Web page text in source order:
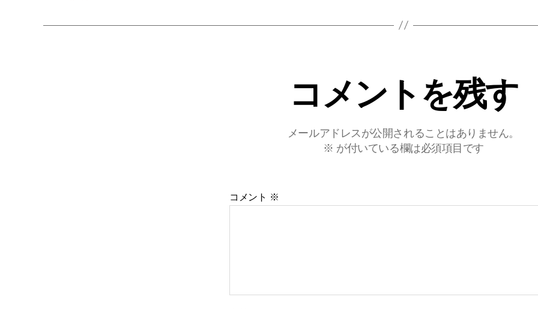
コメントを残す
メールアドレスが公開されることはありません。
※ が付いている欄は必須項目です
コメント ※